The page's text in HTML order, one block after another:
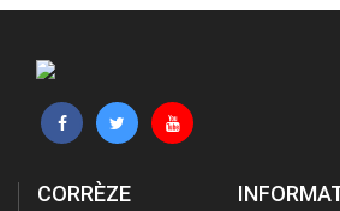
CORRÈZE